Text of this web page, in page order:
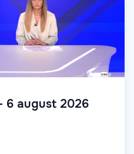
6 august 2026